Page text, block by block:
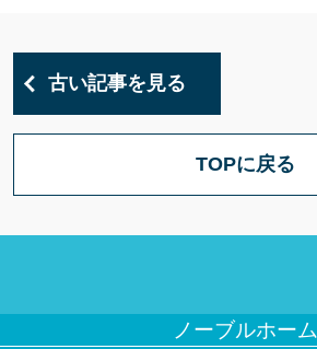
古い記事を見る
TOPに戻る
ノーブルホーム